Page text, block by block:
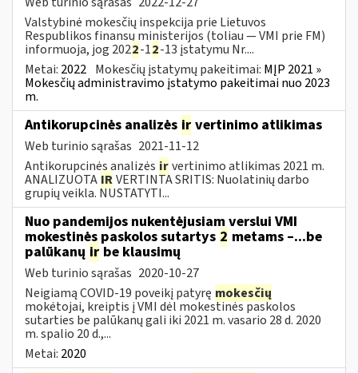
Valstybinė mokesčių inspekcija prie Lietuvos
Respublikos finansų ministerijos (toliau — VMI prie FM)
informuoja, jog 2022-12-13 įstatymu Nr....
Metai: 2022 Mokesčių įstatymų pakeitimai: MĮP 2021 »
Mokesčių administravimo įstatymo pakeitimai nuo 2023
m.
Antikorupcinės analizės ir vertinimo atlikimas
Web turinio sąrašas 2021-11-12
Antikorupcinės analizės irvertinimo atlikimas 2021 m.
ANALIZUOTA IRVERTINTA SRITIS: Nuolatinių darbo
grupių veikla. NUSTATYTI...
Nuo pandemijos nukentėjusiam verslui VMI
mokestinės paskolos sutartys 2 metams –...be
palūkanų ir be klausimų
Web turinio sąrašas 2020-10-27
Neigiamą COVID-19 poveikį patyrę mokesčių
mokėtojai, kreiptis į VMI dėl mokestinės paskolos
sutarties be palūkanų gali iki 2021 m. vasario 28 d. 2020
m. spalio 20 d.,...
Metai: 2020